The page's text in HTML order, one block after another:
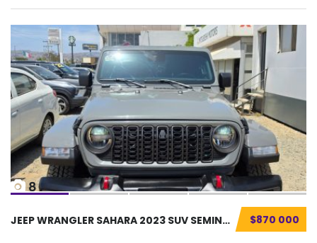
8
$870 000
JEEP WRANGLER SAHARA 2023 SUV SEMINUEVO...